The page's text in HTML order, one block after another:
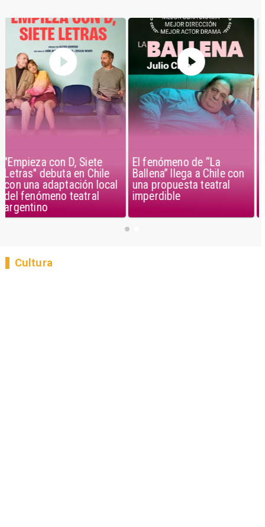
El fenómeno de “La
Ballena” llega a Chile con
una propuesta teatral
imperdible
"Empieza con D, Siete
Letras" debuta en Chile
con una adaptación local
del fenómeno teatral
Cultura